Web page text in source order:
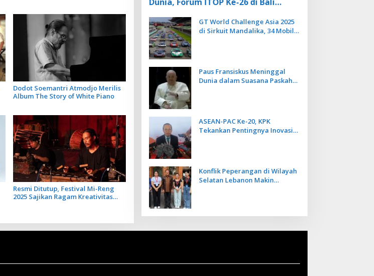
Dodot Soemantri Atmodjo Merilis
Album The Story of White Piano
Resmi Ditutup, Festival Mi-Reng
2025 Sajikan Ragam Kreativitas
Berbasis Alam dan Budaya
GT World Challenge Asia 2025
di Sirkuit Mandalika, 34 Mobil
Paus Fransiskus Meninggal
Dunia dalam Suasana Paskah
ASEAN-PAC Ke-20, KPK
Tekankan Pentingnya Inovasi
Konflik Peperangan di Wilayah
Selatan Lebanon Makin